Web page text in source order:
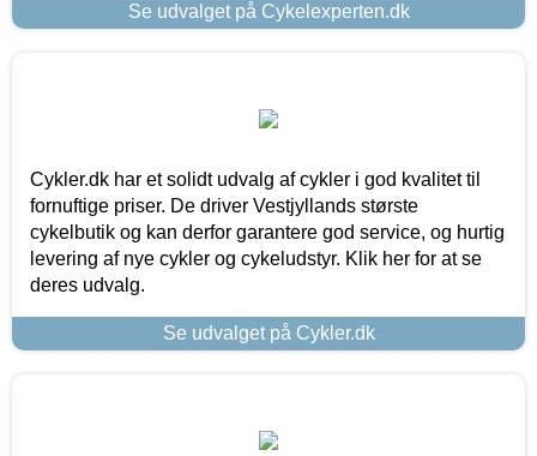
Se udvalget på Cykelexperten.dk
Cykler.dk har et solidt udvalg af cykler i god kvalitet til
fornuftige priser. De driver Vestjyllands største
cykelbutik og kan derfor garantere god service, og hurtig
levering af nye cykler og cykeludstyr. Klik her for at se
deres udvalg.
Se udvalget på Cykler.dk